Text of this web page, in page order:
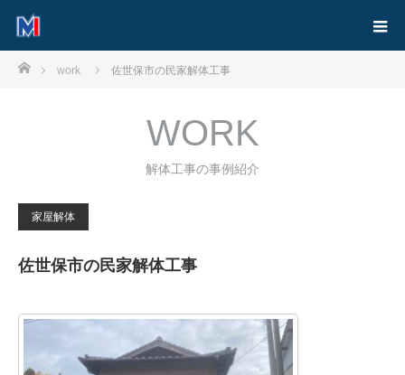
ホームwork 佐世保市の民家解体工事
WORK
解体工事の事例紹介
家屋解体
佐世保市の民家解体工事